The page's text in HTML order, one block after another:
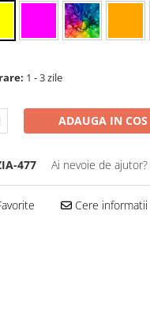
1 - 3 zile
ADAUGA IN COS
477 Ai nevoie de ajutor?
Cere informatii